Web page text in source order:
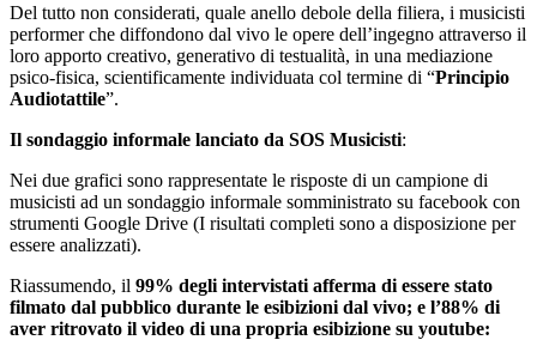
Del tutto non considerati, quale anello debole della filiera, i musicisti
performer che diffondono dal vivo le opere dell’ingegno attraverso il
loro apporto creativo, generativo di testualità, in una mediazione
psico-fisica, scientificamente individuata col termine di “Principio
Audiotattile”.
Il sondaggio informale lanciato da SOS Musicisti:
Nei due grafici sono rappresentate le risposte di un campione di
musicisti ad un sondaggio informale somministrato su facebook con
strumenti Google Drive (I risultati completi sono a disposizione per
essere analizzati).
Riassumendo, il 99% degli intervistati afferma di essere stato
filmato dal pubblico durante le esibizioni dal vivo; e l’88% di
aver ritrovato il video di una propria esibizione su youtube: